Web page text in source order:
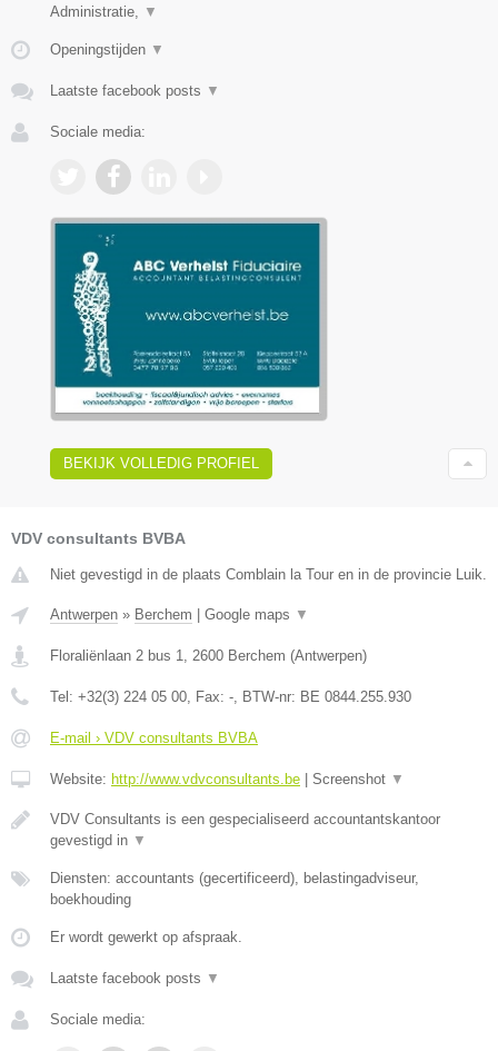
Administratie,
▼
Openingstijden ▼
Laatste facebook posts ▼
Sociale media:
BEKIJK VOLLEDIG PROFIEL
VDV consultants BVBA
Niet gevestigd in de plaats Comblain la Tour en in de provincie Luik.
Antwerpen » Berchem Google maps ▼
Floraliënlaan 2 bus 1, 2600 Berchem (Antwerpen)
Tel: +32(3) 224 05 00, Fax: -, BTW-nr: BE 0844.255.930
E-mail › VDV consultants BVBA
Website: http://www.vdvconsultants.be Screenshot ▼
VDV Consultants is een gespecialiseerd accountantskantoor
gevestigd in ▼
Diensten: accountants (gecertificeerd), belastingadviseur,
boekhouding
Er wordt gewerkt op afspraak.
Laatste facebook posts ▼
Sociale media: